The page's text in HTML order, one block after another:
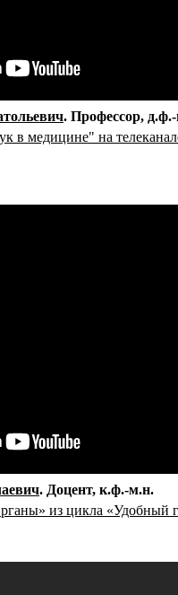
Профессор
в медицине" на
Доцент к.ф.-м.н.
из цикла «Удобный